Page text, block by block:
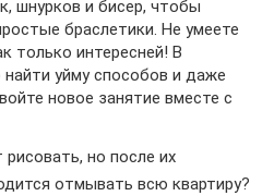
шнурков и бисер, чтобы
браслетики. Не умеете
только интересней! В
уйму способов и даже
новое занятие вместе с
но после их
отмывать всю квартиру?